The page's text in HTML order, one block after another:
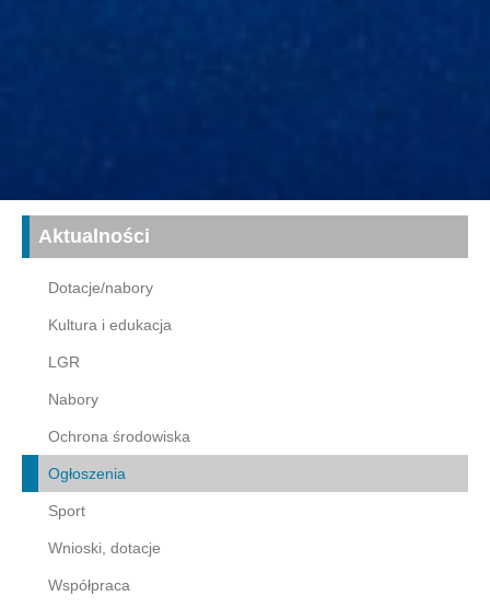
Aktualności
Dotacje/nabory
Kultura i edukacja
LGR
Nabory
Ochrona środowiska
Ogłoszenia
Sport
Wnioski, dotacje
Współpraca